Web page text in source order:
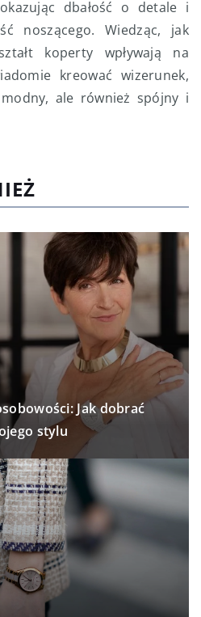
dbałość o detale i
noszącego. Wiedząc, jak
koperty wpływają na
kreować wizerunek,
ale również spójny i
Jak dobrać
stylu